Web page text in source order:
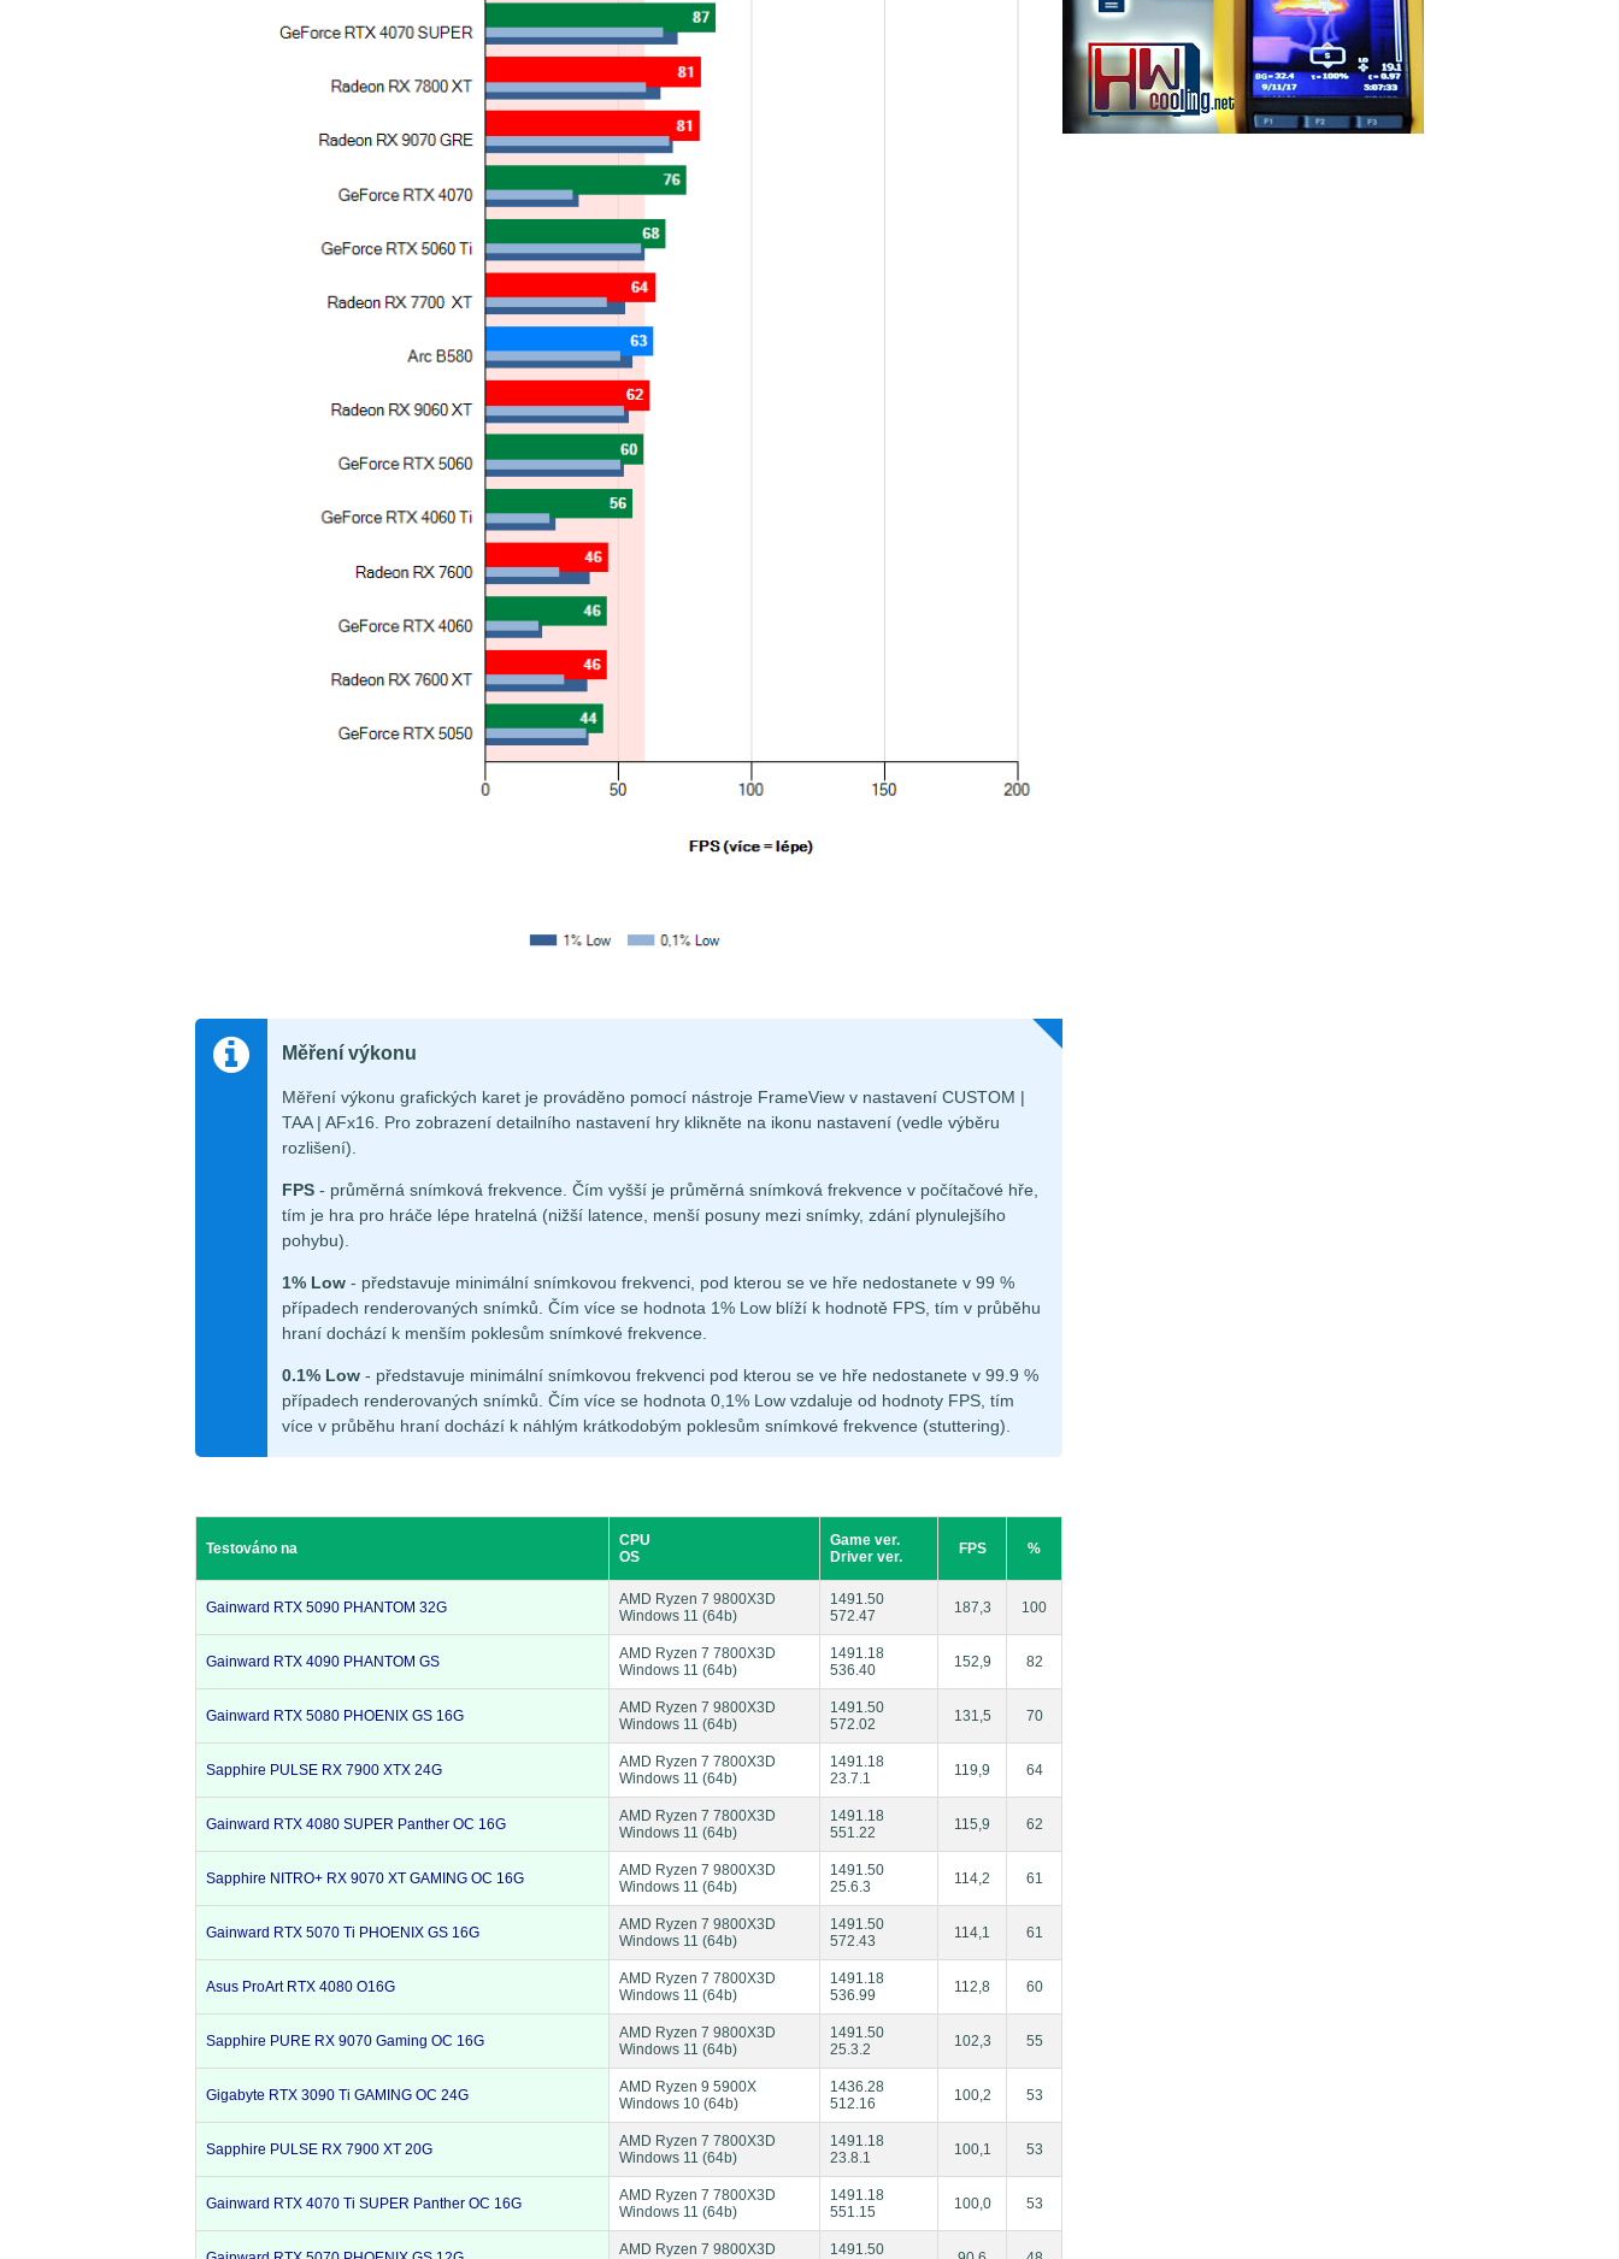
Měření výkonu
Měření výkonu grafických karet je prováděno pomocí nástroje FrameView v nastavení CUSTOM |
TAA | AFx16. Pro zobrazení detailního nastavení hry klikněte na ikonu nastavení (vedle výběru
rozlišení).
FPS - průměrná snímková frekvence. Čím vyšší je průměrná snímková frekvence v počítačové hře,
tím je hra pro hráče lépe hratelná (nižší latence, menší posuny mezi snímky, zdání plynulejšího
pohybu).
1% Low - představuje minimální snímkovou frekvenci, pod kterou se ve hře nedostanete v 99 %
případech renderovaných snímků. Čím více se hodnota 1% Low blíží k hodnotě FPS, tím v průběhu
hraní dochází k menším poklesům snímkové frekvence.
0.1% Low - představuje minimální snímkovou frekvenci pod kterou se ve hře nedostanete v 99.9 %
případech renderovaných snímků. Čím více se hodnota 0,1% Low vzdaluje od hodnoty FPS, tím
více v průběhu hraní dochází k náhlým krátkodobým poklesům snímkové frekvence (stuttering).
Testováno na
CPU
OS
Game ver.
Driver ver.
FPS %
Gainward RTX 5090 PHANTOM 32G
AMD Ryzen 7 9800X3D
Windows 11 (64b)
1491.50
572.47
187,3 100
Gainward RTX 4090 PHANTOM GS
AMD Ryzen 7 7800X3D
Windows 11 (64b)
1491.18
536.40
152,9 82
Gainward RTX 5080 PHOENIX GS 16G
AMD Ryzen 7 9800X3D
Windows 11 (64b)
1491.50
572.02
131,5 70
Sapphire PULSE RX 7900 XTX 24G
AMD Ryzen 7 7800X3D
Windows 11 (64b)
1491.18
23.7.1
119,9 64
Gainward RTX 4080 SUPER Panther OC 16G
AMD Ryzen 7 7800X3D
Windows 11 (64b)
1491.18
551.22
115,9 62
Sapphire NITRO+ RX 9070 XT GAMING OC 16G
AMD Ryzen 7 9800X3D
Windows 11 (64b)
1491.50
25.6.3
114,2 61
Gainward RTX 5070 Ti PHOENIX GS 16G
AMD Ryzen 7 9800X3D
Windows 11 (64b)
1491.50
572.43
114,1 61
Asus ProArt RTX 4080 O16G
AMD Ryzen 7 7800X3D
Windows 11 (64b)
1491.18
536.99
112,8 60
Sapphire PURE RX 9070 Gaming OC 16G
AMD Ryzen 7 9800X3D
Windows 11 (64b)
1491.50
25.3.2
102,3 55
Gigabyte RTX 3090 Ti GAMING OC 24G
AMD Ryzen 9 5900X
Windows 10 (64b)
1436.28
512.16
100,2 53
Sapphire PULSE RX 7900 XT 20G
AMD Ryzen 7 7800X3D
Windows 11 (64b)
1491.18
23.8.1
100,1 53
Gainward RTX 4070 Ti SUPER Panther OC 16G
AMD Ryzen 7 7800X3D
Windows 11 (64b)
1491.18
551.15
100,0 53
AMD Ryzen 7 9800X3D
1491.50